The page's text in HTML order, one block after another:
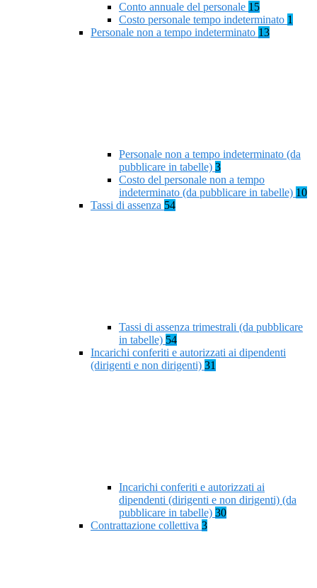
Conto annuale del personale 15
Costo personale tempo indeterminato 1
Personale non a tempo indeterminato 13
Personale non a tempo indeterminato (da
pubblicare in tabelle) 3
Costo del personale non a tempo
indeterminato (da pubblicare in tabelle) 10
Tassi di assenza 54
Tassi di assenza trimestrali (da pubblicare
in tabelle) 54
Incarichi conferiti e autorizzati ai dipendenti
(dirigenti e non dirigenti) 31
Incarichi conferiti e autorizzati ai
dipendenti (dirigenti e non dirigenti) (da
pubblicare in tabelle) 30
Contrattazione collettiva 3